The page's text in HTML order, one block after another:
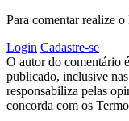
Para comentar realize
Login Cadastre-se
O autor do comentário
publicado, inclusive
responsabiliza pelas
concorda com os